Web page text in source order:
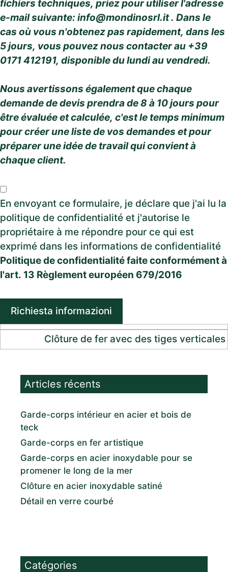
fichiers techniques, priez pour utiliser l'adresse
e-mail suivante: info@mondinosrl.it. Dans le
cas où vous n'obtenez pas rapidement, dans les
5 jours, vous pouvez nous contacter au +39
0171 412191, disponible du lundi au vendredi.
Nous avertissons également que chaque
demande de devis prendra de 8 à 10 jours pour
être évaluée et calculée, c'est le temps minimum
pour créer une liste de vos demandes et pour
préparer une idée de travail qui convient à
chaque client.
En envoyant ce formulaire, je déclare que j'ai lu la
politique de confidentialité et j'autorise le
propriétaire à me répondre pour ce qui est
exprimé dans les informations de confidentialité
Politique de confidentialité faite conformément à
l'art. 13 Règlement européen 679/2016
Richiesta informazioni
Clôture de fer avec des tiges verticales
Articles récents
Garde-corps intérieur en acier et bois de
teck
Garde-corps en fer artistique
Garde-corps en acier inoxydable pour se
promener le long de la mer
Clôture en acier inoxydable satiné
Détail en verre courbé
Catégories